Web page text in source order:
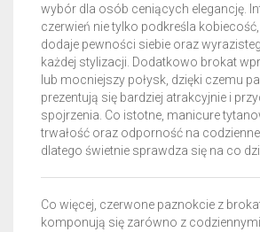
wybór dla osób ceniących elegancję.
czerwień nie tylko podkreśla
dodaje pewności siebie oraz
każdej stylizacji. Dodatkowo brokat
lub mocniejszy połysk, dzięki czemu
prezentują się bardziej atrakcyjnie i
spojrzenia. Co istotne, manicure
trwałość oraz odporność na
dlatego świetnie sprawdza się na co
Co więcej, czerwone paznokcie z
komponują się zarówno z